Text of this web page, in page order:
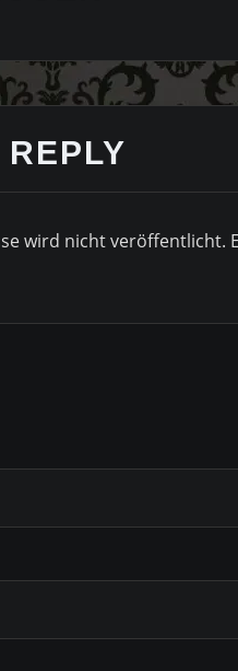
wird nicht veröffentlicht.